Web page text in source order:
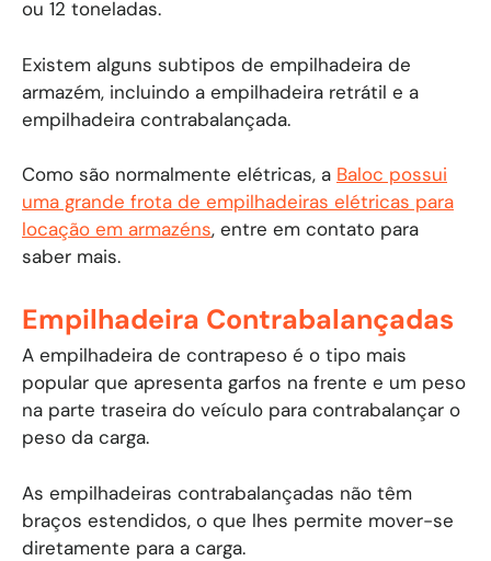
ou 12 toneladas.
Existem alguns subtipos de empilhadeira de
armazém, incluindo a empilhadeira retrátil e a
empilhadeira contrabalançada.
Como são normalmente elétricas, a Baloc possui
uma grande frota de empilhadeiras elétricas para
locação em armazéns, entre em contato para
saber mais.
Empilhadeira Contrabalançadas
A empilhadeira de contrapeso é o tipo mais
popular que apresenta garfos na frente e um peso
na parte traseira do veículo para contrabalançar o
peso da carga.
As empilhadeiras contrabalançadas não têm
braços estendidos, o que lhes permite mover-se
diretamente para a carga.